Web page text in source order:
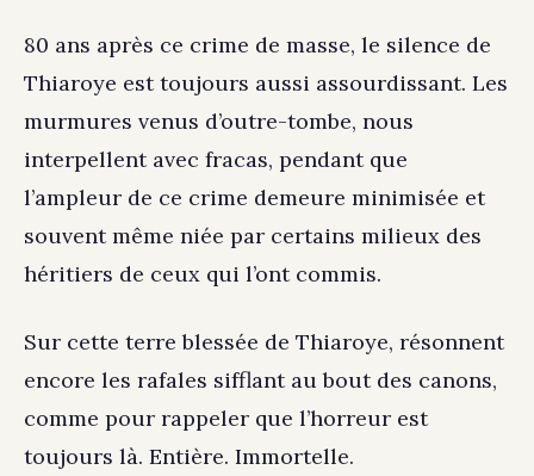
80 ans après ce crime de masse, le silence de
Thiaroye est toujours aussi assourdissant. Les
murmures venus d’outre-tombe, nous
interpellent avec fracas, pendant que
l’ampleur de ce crime demeure minimisée et
souvent même niée par certains milieux des
héritiers de ceux qui l’ont commis.
Sur cette terre blessée de Thiaroye, résonnent
encore les rafales sifflant au bout des canons,
comme pour rappeler que l’horreur est
toujours là. Entière. Immortelle.